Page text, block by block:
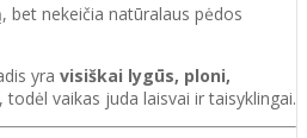
bet nekeičia natūralaus pėdos
yra visiškai lygūs, ploni,
, todėl vaikas juda laisvai ir taisyklingai.